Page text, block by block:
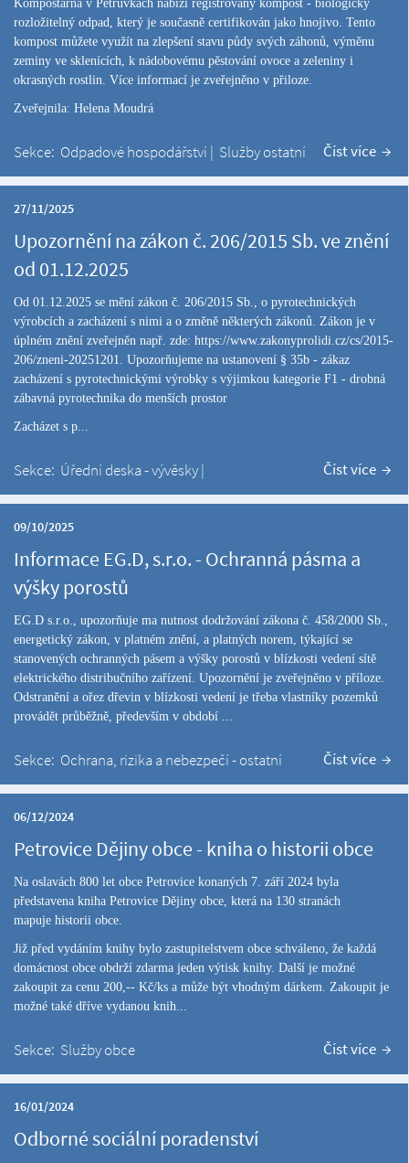
Kompostárna v Petrůvkách nabízí registrovaný kompost - biologicky
rozložitelný odpad, který je současně certifikován jako hnojivo. Tento
kompost můžete využít na zlepšení stavu půdy svých záhonů, výměnu
zeminy ve sklenících, k nádobovému pěstování ovoce a zeleniny i
okrasných rostlin. Více informací je zveřejněno v přiloze.
Zveřejnila: Helena Moudrá
Sekce: Odpadové hospodářství | Služby ostatní Číst více
27/11/2025
Upozornění na zákon č. 206/2015 Sb. ve znění
od 01.12.2025
Od 01.12.2025 se mění zákon č. 206/2015 Sb., o pyrotechnických
výrobcích a zacházení s nimi a o změně některých zákonů. Zákon je v
úplném znění zveřejněn např. zde: https://www.zakonyprolidi.cz/cs/2015-
206/zneni-20251201
Upozorňujeme na ustanovení § 35b - zákaz
zacházení s pyrotechnickými výrobky s výjimkou kategorie F1 - drobná
zábavná pyrotechnika do menších prostor
Zacházet s p...
Sekce: Úřední deska - vývěsky| Číst více
09/10/2025
Informace EG.D, s.r.o. - Ochranná pásma a
výšky porostů
EG.D s.r.o., upozorňuje ma nutnost dodržování zákona č. 458/2000 Sb.,
energetický zákon, v platném znění, a platných norem, týkající se
stanovených ochranných pásem a výšky porostů v blízkosti vedení sítě
elektrického distribučního zařízení. Upozornění je zveřejněno v příloze.
Odstranění a ořez dřevin v blízkosti vedení je třeba vlastníky pozemků
provádět průběžně, především v období ...
Sekce: Ochrana, rizika a nebezpečí - ostatní Číst více
06/12/2024
Petrovice Dějiny obce - kniha o historii obce
Na oslavách 800 let obce Petrovice konaných 7. září 2024 byla
představena kniha Petrovice Dějiny obce, která na 130 stranách
mapuje historii obce.
Již před vydáním knihy bylo zastupitelstvem obce schváleno, že každá
domácnost obce obdrží zdarma jeden výtisk knihy. Další je možné
zakoupit za cenu 200,-- Kč/ks a může být vhodným dárkem. Zakoupit je
možné také dříve vydanou knih...
Sekce: Služby obce Číst více
16/01/2024
Odborné sociální poradenství